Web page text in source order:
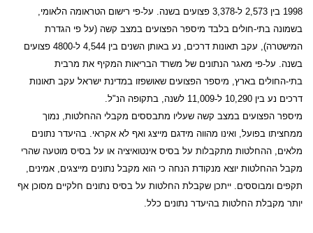
1998 בין 2,573 ל-3,378 פצועים בשנה. על-פי רישום הטראומה הלאומי,
בשמונה בתי-חולים בלבד מיספר הפצועים במצב קשה (על פי הגדרת
המישטרה), עקב תאונות דרכים, נע באותן השנים בין 4,544 ל-4800 פצועים
בשנה. על-פי מאגר הנתונים של משרד הבריאות המקיף את מרבית
בתי-החולים בארץ, מיספר הפצועים שאושפזו במדינת ישראל עקב תאונות
דרכים נע בין 10,290 ל-11,009 לשנה, בתקופה הנ"ל.
מיספר הפצועים במצב קשה שעליו מתבססים מקבלי ההחלטות, נמוך
ממחציתו בפועל, ואינו מהווה מידגם מייצג ואף לא אקראי. בהיעדר נתונים
מלאים, ההחלטות מתקבלות על בסיס אינטואיציה או על בסיס מוטעה שהרי
מקבל ההחלטות יוצא מנקודת הנחה כי הוא מקבל נתונים מייצגים, אמינים,
תקפים ומבוססים. ייתכן שקבלת החלטות על בסיס נתונים חלקיים מסוכן אף
יותר מקבלת החלטות בהיעדר נתונים כלל.